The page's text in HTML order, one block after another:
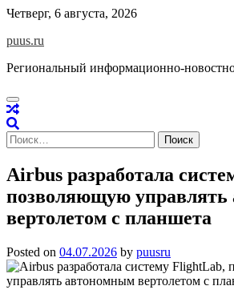
Skip
content
Четверг, 6 августа, 2026
puus.ru
Региональный информационно-
Найти:
Airbus разработала
позволяющую
вертолетом с планшета
Posted on 04.07.2026 by puusru